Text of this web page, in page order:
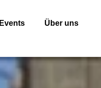
Events Über uns